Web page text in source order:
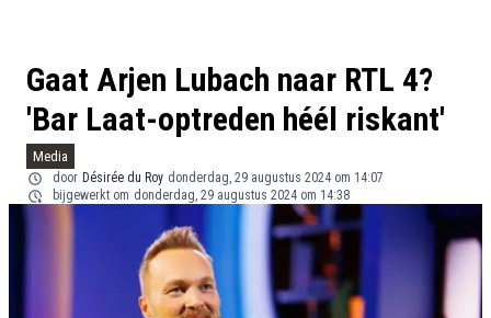
Gaat Arjen Lubach naar RTL 4?
'Bar Laat-optreden héél riskant'
Media
door Désirée du Roy donderdag, 29 augustus 2024 om 14:07
bijgewerkt om donderdag, 29 augustus 2024 om 14:38